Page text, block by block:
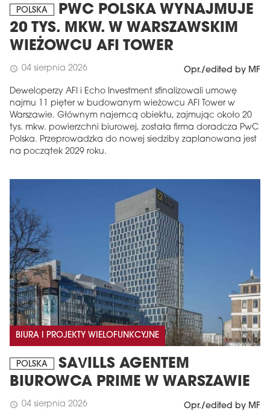
POLSKA
PWC POLSKA WYNAJMUJE
20 TYS. MKW. W WARSZAWSKIM
WIEŻOWCU AFI TOWER
schedule 04 sierpnia 2026 Opr./edited by MF
Deweloperzy AFI i Echo Investment sfinalizowali umowę
najmu 11 pięter w budowanym wieżowcu AFI Tower w
Warszawie. Głównym najemcą obiektu, zajmując około 20
tys. mkw. powierzchni biurowej, została firma doradcza PwC
Polska. Przeprowadzka do nowej siedziby zaplanowana jest
na początek 2029 roku.
BIURA I PROJEKTY WIELOFUNKCYJNE
POLSKA
SAVILLS AGENTEM
BIUROWCA PRIME W WARSZAWIE
schedule 04 sierpnia 2026 Opr./edited by MF